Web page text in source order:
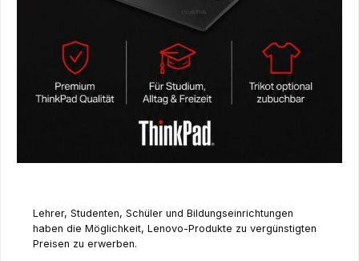
Lehrer, Studenten, Schüler und Bildungseinrichtungen
haben die Möglichkeit, Lenovo-Produkte zu vergünstigten
Preisen zu erwerben.